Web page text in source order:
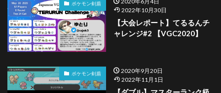
ポケモン剣盾
2022年10月30日
【大会レポート】てるるんチ
ャレンジ#2 【VGC2020】
ポケモン剣盾
2020年9月20日
2022年11月1日